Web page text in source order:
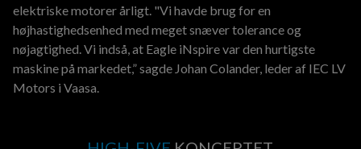
elektriske motorer årligt. "Vi havde brug for en
højhastighedsenhed med meget snæver tolerance og
nøjagtighed. Vi indså, at Eagle iNspire var den hurtigste
maskine på markedet,” sagde Johan Colander, leder af IEC LV
Motors i Vaasa.